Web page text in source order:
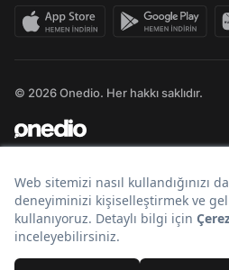
© 2026 Onedio. Her hakkı saklıdır.
Bir markasıdır.